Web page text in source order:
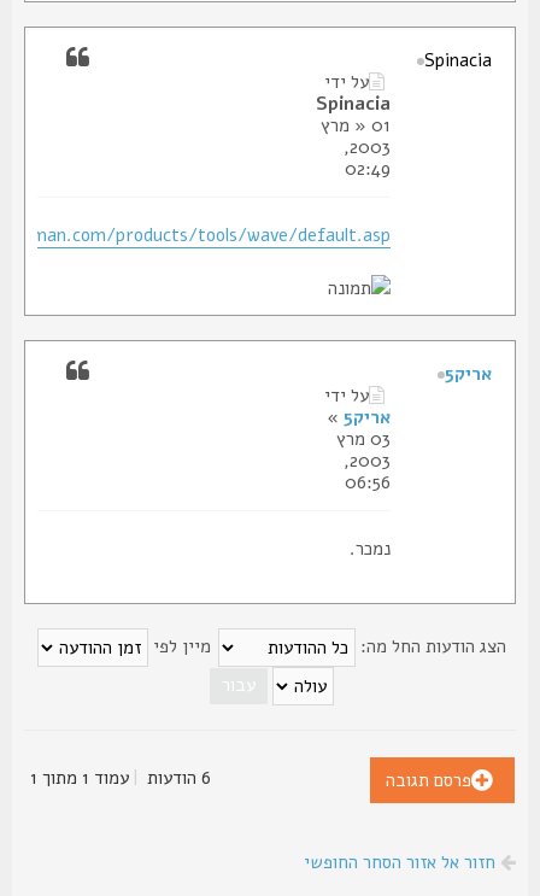
על ידי
Spinacia
» 01 מרץ
2003,
02:49
products/tools/wave/default.asp
Spinacia
על ידי
אריק5 »
03 מרץ
2003,
06:56
נמכר.
אריק5
הודעות החל מה: מיין לפי
פרסם תגובה |עמוד1מתוך1
חזור אל אזור הסחר החופשי